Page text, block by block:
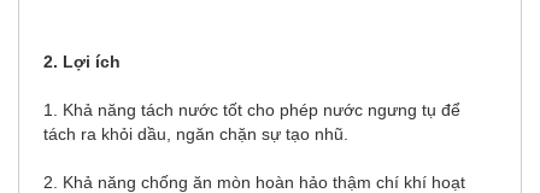
2. Lợi ích
1. Khả năng tách nước tốt cho phép nước ngưng tụ để
tách ra khỏi dầu, ngăn chặn sự tạo nhũ.
2. Khả năng chống ăn mòn hoàn hảo thậm chí khí hoạt